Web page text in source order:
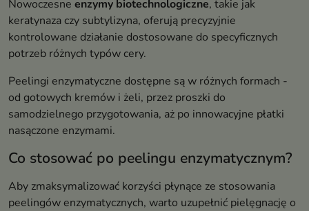
Nowoczesne enzymy biotechnologiczne, takie jak
keratynaza czy subtylizyna, oferują precyzyjnie
kontrolowane działanie dostosowane do specyficznych
potrzeb różnych typów cery.
Peelingi enzymatyczne dostępne są w różnych formach -
od gotowych kremów i żeli, przez proszki do
samodzielnego przygotowania, aż po innowacyjne płatki
nasączone enzymami.
Co stosować po peelingu enzymatycznym?
Aby zmaksymalizować korzyści płynące ze stosowania
peelingów enzymatycznych, warto uzupełnić pielęgnację o